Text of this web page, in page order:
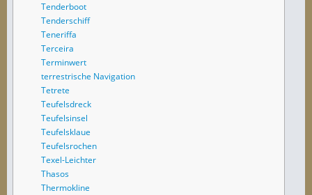
Tenderboot
Tenderschiff
Teneriffa
Terceira
Terminwert
terrestrische Navigation
Tetrete
Teufelsdreck
Teufelsinsel
Teufelsklaue
Teufelsrochen
Texel-Leichter
Thasos
Thermokline